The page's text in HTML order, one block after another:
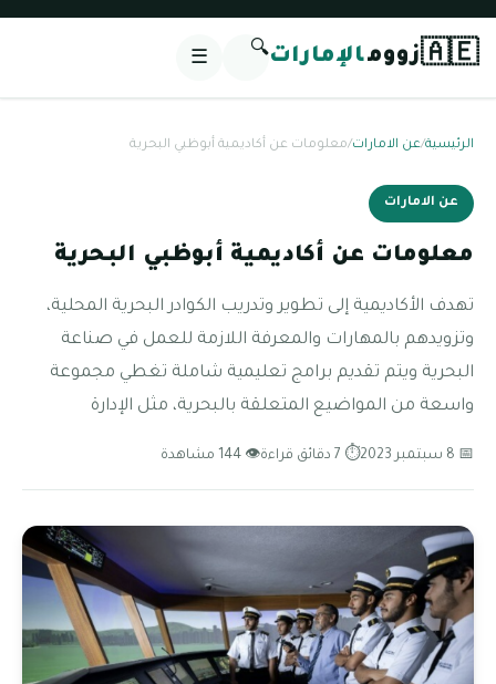
🇦🇪زوومالإمارات🔍
☰
الرئيسية/عن الامارات/معلومات عن أكاديمية أبوظبي البحرية
عن الامارات
معلومات عن أكاديمية أبوظبي البحرية
تهدف الأكاديمية إلى تطوير وتدريب الكوادر البحرية المحلية،
وتزويدهم بالمهارات والمعرفة اللازمة للعمل في صناعة
البحرية ويتم تقديم برامج تعليمية شاملة تغطي مجموعة
واسعة من المواضيع المتعلقة بالبحرية، مثل الإدارة
📅 8 سبتمبر 2023 ⏱ 7 دقائق قراءة 👁 144 مشاهدة